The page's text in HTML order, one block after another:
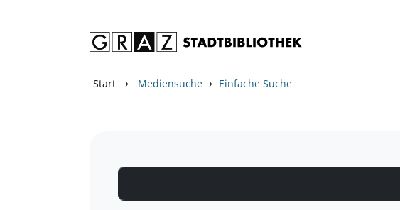
Start › Mediensuche › Einfache Suche